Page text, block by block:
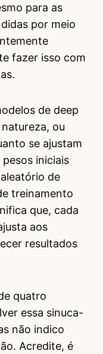
para as
por meio
fazer isso com
de deep
ou
se ajustam
iniciais
de
treinamento
que, cada
aos
resultados
quatro
essa sinuca-
não indico
Acredite, é